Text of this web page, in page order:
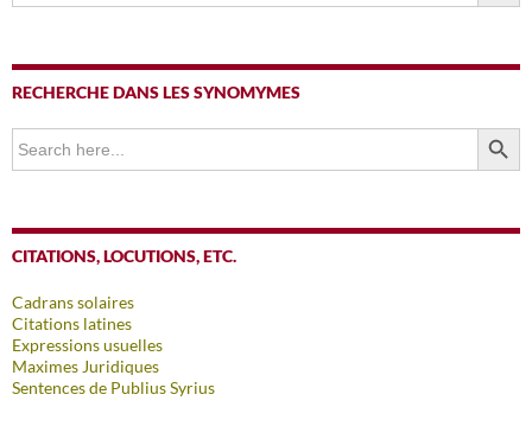
RECHERCHE DANS LES SYNOMYMES
Search
for:
SEARCH
CITATIONS, LOCUTIONS, ETC.
Cadrans solaires
Citations latines
Expressions usuelles
Maximes Juridiques
Sentences de Publius Syrius